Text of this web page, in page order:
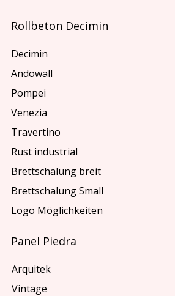
Rollbeton Decimin
Decimin
Andowall
Pompei
Venezia
Travertino
Rust industrial
Brettschalung breit
Brettschalung Small
Logo Möglichkeiten
Panel Piedra
Arquitek
Vintage